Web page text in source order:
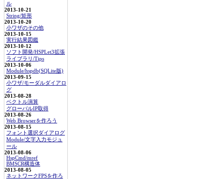
ル
2013-10-21
String/矩形
2013-10-20
小ワザのその他
2013-10-15
実行結果図鑑
2013-10-12
ソフト開発/HSPLet3拡張
ライブラリ/Tips
2013-10-06
Module/hspdb(SQLite版)
2013-09-15
小ワザ/モーダルダイアロ
グ
2013-08-28
ベクトル演算
グローバルIP取得
2013-08-26
Web Browserを作ろう
2013-08-15
フォント選択ダイアログ
Module/文字入力モジュ
ール
2013-08-06
HspCmd/mref
BMSCR構造体
2013-08-05
ネットワークFPSを作ろ